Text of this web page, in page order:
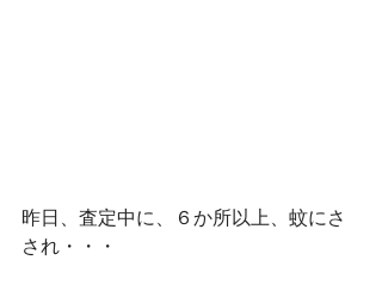
昨日、査定中に、６か所以上、蚊にさ
され・・・